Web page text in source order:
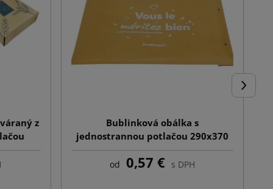
Ďalej
z
Bublinková obálka s
jednostrannou potlačou 290x370
H18 hnedá
od 0,57 € s DPH